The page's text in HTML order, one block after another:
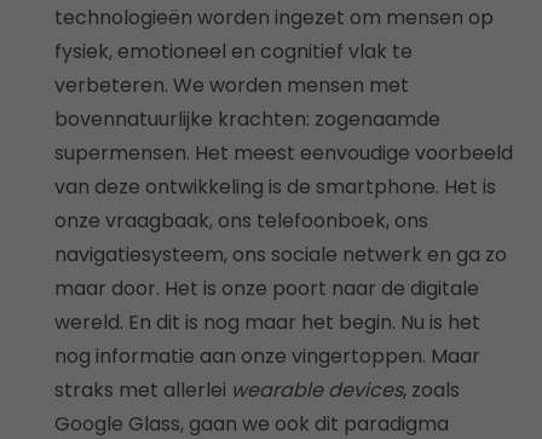
technologieën worden ingezet om mensen op
fysiek, emotioneel en cognitief vlak te
verbeteren. We worden mensen met
bovennatuurlijke krachten: zogenaamde
supermensen. Het meest eenvoudige voorbeeld
van deze ontwikkeling is de smartphone. Het is
onze vraagbaak, ons telefoonboek, ons
navigatiesysteem, ons sociale netwerk en ga zo
maar door. Het is onze poort naar de digitale
wereld. En dit is nog maar het begin. Nu is het
nog informatie aan onze vingertoppen. Maar
straks met allerlei wearable devices, zoals
Google Glass, gaan we ook dit paradigma